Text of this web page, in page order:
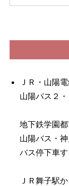
ＪＲ・山陽
山陽バス２
地下鉄学園
山陽バス・
バス停下車す
ＪＲ舞子駅